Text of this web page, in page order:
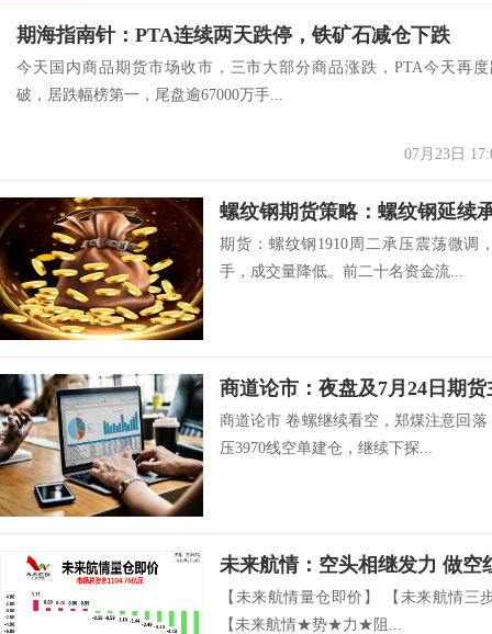
期海指南针：PTA连续两天跌停，铁矿石减仓下跌
今天国内商品期货市场收市，三市大部分商品涨跌，PTA今天再度
破，居跌幅榜第一，尾盘逾67000万手...
07月23日
期货：螺纹钢1910周二承压震荡微调
手，成交量降低。前二十名资金流...
商道论市：夜盘及7月24日期
商道论市 卷螺继续看空，郑煤注意回
压3970线空单建仓，继续下探...
未来航情：空头相继发力 做空
【未来航情量仓即价】 【未来航情三
【未来航情★势★力★阻...